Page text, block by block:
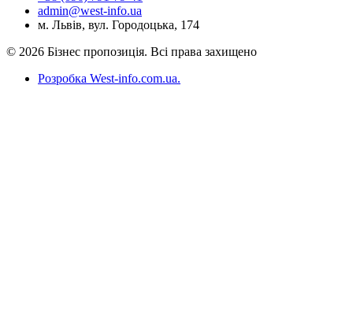
admin@west-info.ua
м. Львів, вул. Городоцька, 174
© 2026 Бізнес пропозиція. Всі права захищено
Розробка West-info.com.ua.